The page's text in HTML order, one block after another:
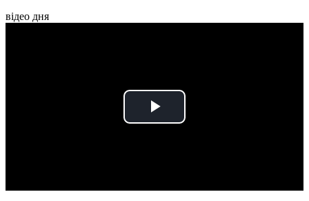
відео дня
Play